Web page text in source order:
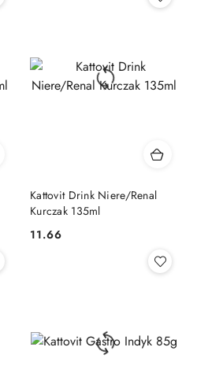
Kattovit Drink Niere/Renal
Kurczak 135ml
Cena:
11.66